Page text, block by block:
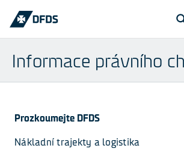
Informace právního
Prozkoumejte DFDS
Nákladní trajekty a logistika